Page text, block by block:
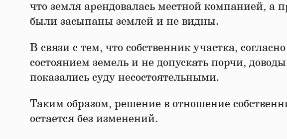
что земля арендовалась местной компанией, а
были засыпаны землей и не видны.
В связи с тем, что собственник участка,
состоянием земель и не допускать порчи,
показались суду несостоятельными.
Таким образом, решение в отношение
остается без изменений.